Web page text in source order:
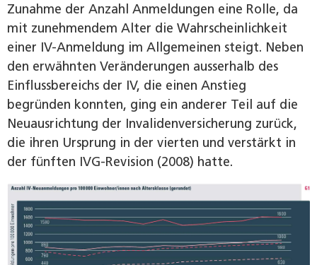
Zunahme der Anzahl Anmeldungen eine Rolle, da
mit zunehmendem Alter die Wahrscheinlichkeit
einer IV-Anmeldung im Allgemeinen steigt. Neben
den erwähnten Veränderungen ausserhalb des
Einflussbereichs der IV, die einen Anstieg
begründen konnten, ging ein anderer Teil auf die
Neuausrichtung der Invalidenversicherung zurück,
die ihren Ursprung in der vierten und verstärkt in
der fünften IVG-Revision (2008) hatte.